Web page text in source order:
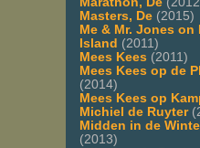
Masters, De (2015)
Me & Mr. Jones on
Island (2011)
Mees Kees (2011)
Mees Kees op de
(2014)
Mees Kees op
Michiel de Ruyter
Midden in de
(2013)